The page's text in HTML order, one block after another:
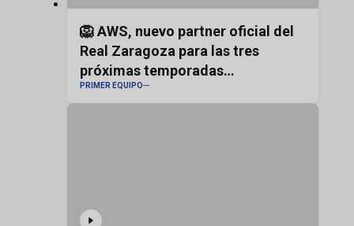
🦁 AWS, nuevo partner oficial del
Real Zaragoza para las tres
próximas temporadas
#realzaragoza
PRIMER EQUIPO